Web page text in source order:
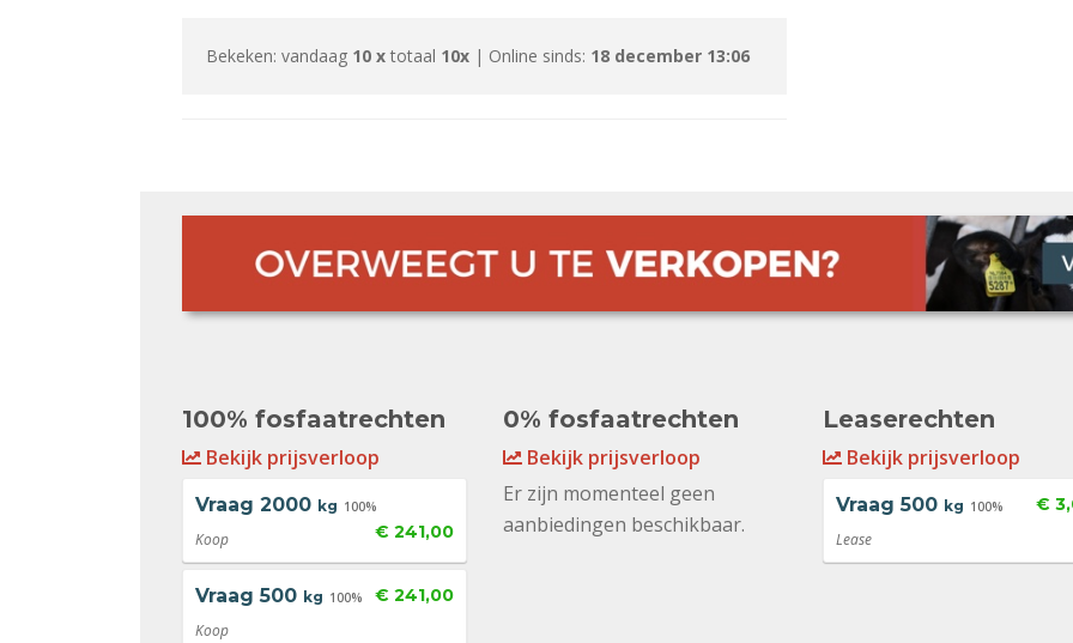
Bekeken: vandaag 10 x totaal 10x | Online sinds: 18 december 13:06
100% fosfaatrechten
Bekijk prijsverloop
Vraag 2000 kg 100%
€ 241,00
Koop
Vraag 500 kg 100% € 241,00
Koop
0% fosfaatrechten
Bekijk prijsverloop
Er zijn momenteel geen
aanbiedingen beschikbaar.
Leaserechten
Bekijk prijsverloop
Vraag 500 kg 100% €
Lease